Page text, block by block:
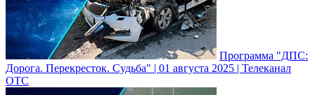
Программа "ДПС:
Дорога. Перекресток. Судьба" | 01 августа 2025 | Телеканал
ОТС